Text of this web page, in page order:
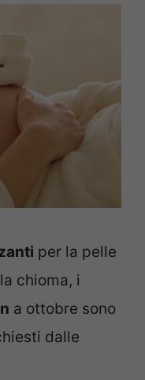
per la pelle
chioma, i
a ottobre sono
dalle